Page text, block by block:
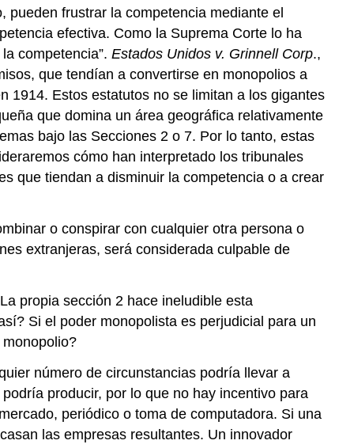
frustrar la competencia mediante el
efectiva. Como la Suprema Corte lo ha
competencia”. Estados Unidos v. Grinnell Corp.,
que tendían a convertirse en monopolios a
1914. Estos estatutos no se limitan a los gigantes
que domina un área geográfica relativamente
bajo las Secciones 2 o 7. Por lo tanto, estas
cómo han interpretado los tribunales
que tiendan a disminuir la competencia o a crear
o conspirar con cualquier otra persona o
extranjeras, será considerada culpable de
propia sección 2 hace ineludible esta
Si el poder monopolista es perjudicial para un
número de circunstancias podría llevar a
producir, por lo que no hay incentivo para
periódico o toma de computadora. Si una
las empresas resultantes. Un innovador